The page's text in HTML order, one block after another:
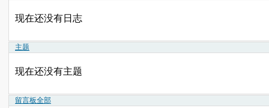
现在还没有日志
主题
现在还没有主题
留言板全部